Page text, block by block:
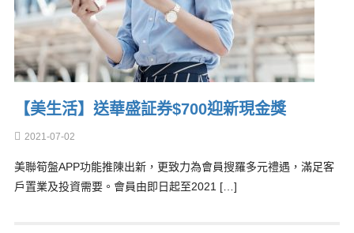
【美生活】送華盛証券$700迎新現金獎
2021-07-02
美聯筍盤APP功能推陳出新，更致力為會員搜羅多元禮遇，滿足客
戶置業及投資需要。會員由即日起至2021 […]